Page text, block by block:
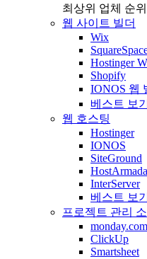
최상위 업체 순위
웹 사이트 빌더
Wix
Hostinger
Shopify
IONOS 웹
베스트 보기
웹 호스팅
Hostinger
IONOS
SiteGround
HostArmada
InterServer
베스트 보기
프로젝트 관리
monday.com
ClickUp
Smartsheet